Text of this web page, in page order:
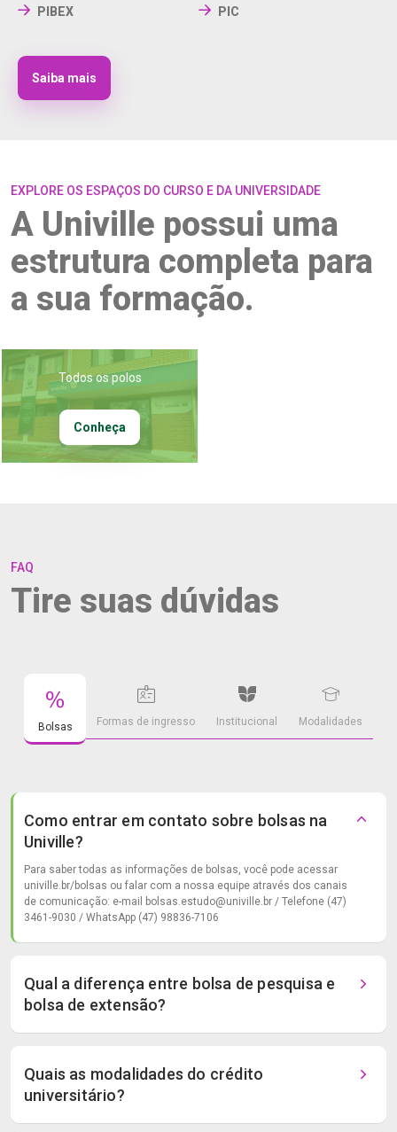
PIBEX PIC
Saiba mais
EXPLORE OS ESPAÇOS DO CURSO E DA UNIVERSIDADE
A Univille possui uma
estrutura completa para
a sua formação.
Todos os polos
Conheça
FAQ
Tire suas dúvidas
Bolsas Formas de ingresso Institucional Modalidades
Como entrar em contato sobre bolsas na
Univille?
Para saber todas as informações de bolsas, você pode acessar
univille.br/bolsas ou falar com a nossa equipe através dos canais
de comunicação: e-mail bolsas.estudo@univille.br / Telefone (47)
3461-9030 / WhatsApp (47) 98836-7106
Qual a diferença entre bolsa de pesquisa e
bolsa de extensão?
Quais as modalidades do crédito
universitário?